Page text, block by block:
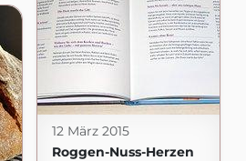
12 März 2015
Roggen-Nuss-Herzen